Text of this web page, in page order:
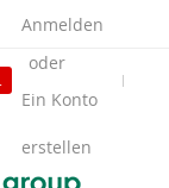
Anmelden
Ein Konto
erstellen